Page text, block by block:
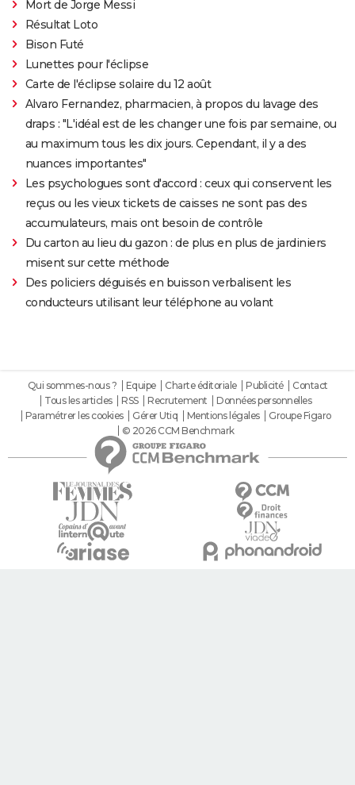
Mort de Jorge Messi
Résultat Loto
Bison Futé
Lunettes pour l'éclipse
Carte de l'éclipse solaire du 12 août
Alvaro Fernandez, pharmacien, à propos du lavage des
draps : "L'idéal est de les changer une fois par semaine, ou
au maximum tous les dix jours. Cependant, il y a des
nuances importantes"
Les psychologues sont d'accord : ceux qui conservent les
reçus ou les vieux tickets de caisses ne sont pas des
accumulateurs, mais ont besoin de contrôle
Du carton au lieu du gazon : de plus en plus de jardiniers
misent sur cette méthode
Des policiers déguisés en buisson verbalisent les
conducteurs utilisant leur téléphone au volant
Qui sommes-nous ? Equipe Charte éditoriale Publicité
Contact
Tous les articles
RSS Recrutement
Données personnelles
Paramétrer les cookies
Gérer Utiq Mentions légales
Groupe Figaro
© 2026 CCM Benchmark